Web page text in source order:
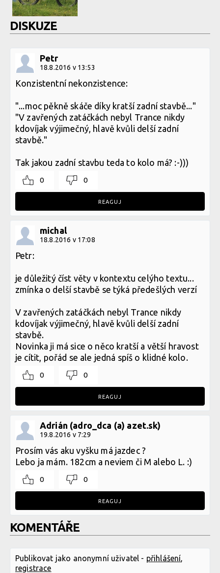
DISKUZE
Petr
18.8.2016 v 13:53
Konzistentní nekonzistence:
"...moc pěkně skáče díky kratší zadní stavbě..."
"V zavřených zatáčkách nebyl Trance nikdy
kdovíjak výjimečný, hlavě kvůli delší zadní
stavbě."
Tak jakou zadní stavbu teda to kolo má? :-)))
0 0
REAGUJ
michal
18.8.2016 v 17:08
Petr:
je důležitý číst věty v kontextu celýho textu...
zmínka o delší stavbě se týká předešlých verzí
V zavřených zatáčkách nebyl Trance nikdy
kdovíjak výjimečný, hlavě kvůli delší zadní
stavbě.
Novinka ji má sice o něco kratší a větší hravost
je cítit, pořád se ale jedná spíš o klidné kolo.
0 0
REAGUJ
Adrián (adro_dca (a) azet.sk)
19.8.2016 v 7:29
Prosím vás aku vyšku má jazdec ?
Lebo ja mám. 182cm a neviem či M alebo L. :)
0 0
REAGUJ
KOMENTÁŘE
Publikovat jako anonymní uživatel - přihlášení
registrace